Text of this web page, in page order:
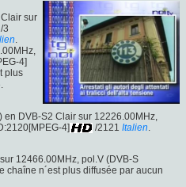
sur
3
.
4]
plus
en DVB-S2 Clair sur 12226.00MHz,
4]
/2121 Italien
12466.00MHz, pol.V (DVB-S
chaîne n´est plus diffusée par aucun